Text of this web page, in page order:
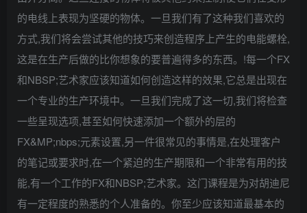
的电线上表现为坚硬的物体。一旦我们有了这种我们喜欢的
方式,我们将会尝试其他的技巧来创造程序上产生的电能螺栓,
这是在生产后做的比你想象的要普遍得多的东西。!每一个FX
和NBSP;艺术家应该知道如何创造这样的效果,它总是出现在
一个专业的生产环境中。一旦我们完成了这一切,我们将检查
一些呈现选项,甚至如何快速添加一个额外的层的
FX&MP;nbps;元素设置,另一件很常见的事情是,在处理客户
的笔记或要求时,在一个紧迫的生产期限和一个非常有用的技
能,有一个工作的FX和NBSP;艺术家。这门课程是为对胡迪尼
有一定程度的熟悉的个人准备的。你至少应该知道最基本的